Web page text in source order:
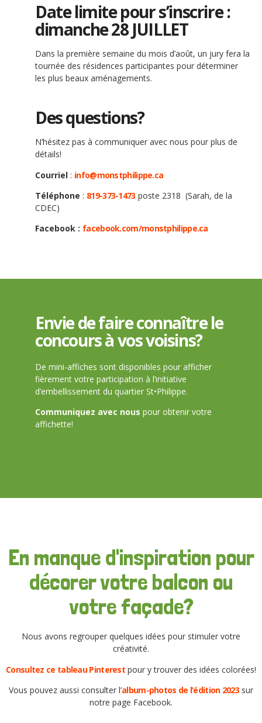
Date limite pour s’inscrire :
dimanche 28 JUILLET
Dans la première semaine du mois d’août, un jury fera la
tournée des résidences participantes pour déterminer
les plus beaux aménagements.
Des questions?
N’hésitez pas à communiquer avec nous pour plus de
détails!
Courriel : info@monstphilippe.ca
Téléphone : 819-373-1473 poste 2318 (Sarah, de la
CDEC)
Facebook : facebook.com/monstphilippe.ca
Envie de faire connaître le
concours à vos voisins?
De mini-affiches sont disponibles pour afficher
fièrement votre participation à l’initiative
d’embellissement du quartier St•Philippe.
Communiquez avec nous pour obtenir votre
affichette!
En manque d'inspiration pour
décorer votre balcon ou
votre façade?
Nous avons regrouper quelques idées pour stimuler votre
créativité.
Consultez ce tableau Pinterest pour y trouver des idées colorées!
Vous pouvez aussi consulter l’album-photos de l’édition 2023 sur
notre page Facebook.